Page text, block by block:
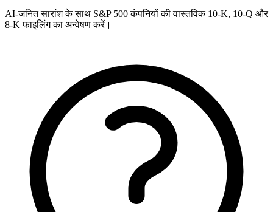
AI-जनित सारांश के साथ S&P 500 कंपनियों की वास्तविक 10-K, 10-Q और
8-K फाइलिंग का अन्वेषण करें।